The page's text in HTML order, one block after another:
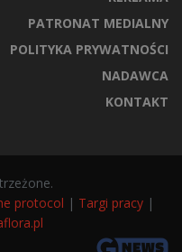
PATRONAT MEDIALNY
POLITYKA PRYWATNOŚCI
NADAWCA
KONTAKT
protocol | Targi pracy |